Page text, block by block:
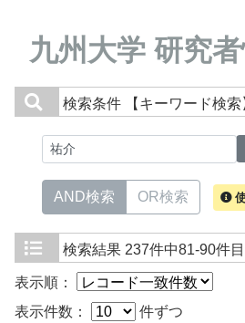
九州大学 研究
検索条件 【キーワード検索
AND検索 OR検索
検索結果 237件中81-90件目
表示順：
表示件数：
件ずつ